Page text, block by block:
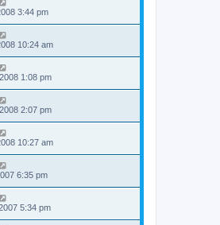
3:44 pm
10:24 am
1:08 pm
2:07 pm
10:27 am
6:35 pm
5:34 pm